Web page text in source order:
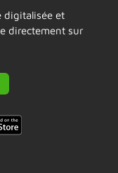
digitalisée et
directement sur